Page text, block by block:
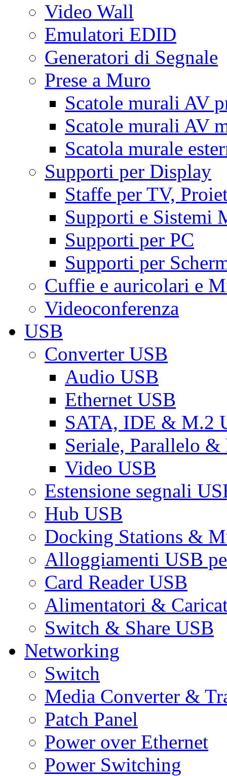
Video Wall
Emulatori EDID
Generatori di Segnale
Prese a Muro
Scatole murali AV
Scatole murali AV
Scatola murale
Supporti per Display
Staffe per TV,
Supporti e Sistemi
Supporti per PC
Supporti per
Cuffie e auricolari e
Videoconferenza
USB
Converter USB
Audio USB
Ethernet USB
SATA, IDE & M.2
Seriale, Parallelo &
Video USB
Estensione segnali
Hub USB
Docking Stations &
Alloggiamenti USB
Card Reader USB
Alimentatori &
Switch & Share USB
Networking
Switch
Media Converter &
Patch Panel
Power over Ethernet
Power Switching